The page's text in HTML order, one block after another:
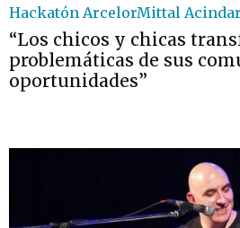
Hackatón ArcelorMittal Acindar
“Los chicos y chicas
problemáticas de sus
oportunidades”